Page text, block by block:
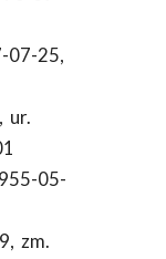
07-25,
ur.
05-
, zm.